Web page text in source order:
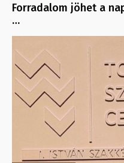
Forradalom jöhet a
…